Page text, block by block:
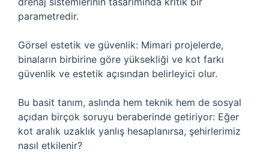
parametredir.
Görsel estetik ve güvenlik: Mimari projelerde,
binaların birbirine göre yüksekliği ve kot farkı
güvenlik ve estetik açısından belirleyici olur.
Bu basit tanım, aslında hem teknik hem de sosyal
açıdan birçok soruyu beraberinde getiriyor: Eğer
kot aralık uzaklık yanlış hesaplanırsa, şehirlerimiz
nasıl etkilenir?